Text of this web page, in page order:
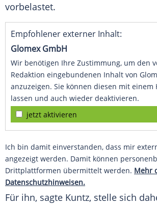
vorbelastet.
Empfohlener externer Inhalt:
Glomex GmbH
Wir benötigen Ihre Zustimmung, um den
Redaktion eingebundenen Inhalt von
anzuzeigen. Sie können diesen mit einem
lassen und auch wieder deaktivieren.
jetzt aktivieren
Ich bin damit einverstanden, dass mir
angezeigt werden. Damit können
Drittplattformen übermittelt werden. Mehr
Datenschutzhinweisen.
Für ihn, sagte Kuntz, stelle sich